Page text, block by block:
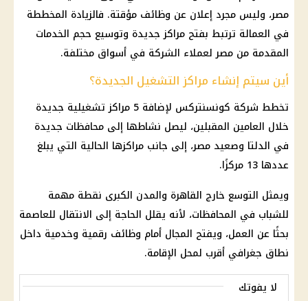
مصر، وليس مجرد إعلان عن وظائف مؤقتة. فالزيادة المخططة
في العمالة ترتبط بفتح مراكز جديدة وتوسيع حجم الخدمات
المقدمة من مصر لعملاء الشركة في أسواق مختلفة.
أين سيتم إنشاء مراكز التشغيل الجديدة؟
تخطط شركة كونسنتركس لإضافة 5 مراكز تشغيلية جديدة
خلال العامين المقبلين، ليصل نشاطها إلى محافظات جديدة
في الدلتا وصعيد مصر، إلى جانب مراكزها الحالية التي يبلغ
عددها 13 مركزًا.
ويمثل التوسع خارج القاهرة والمدن الكبرى نقطة مهمة
للشباب في المحافظات، لأنه يقلل الحاجة إلى الانتقال للعاصمة
بحثًا عن العمل، ويفتح المجال أمام وظائف رقمية وخدمية داخل
نطاق جغرافي أقرب لمحل الإقامة.
لا يفوتك